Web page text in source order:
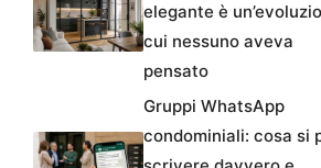
elegante è
cui nessuno aveva
pensato
Gruppi WhatsApp
condominiali: cosa si